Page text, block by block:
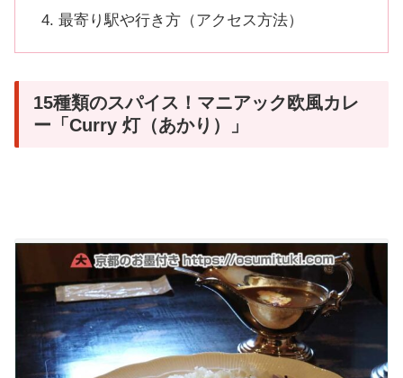
最寄り駅や行き方（アクセス方法）
15種類のスパイス！マニアック欧風カレ
ー「Curry 灯（あかり）」